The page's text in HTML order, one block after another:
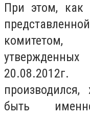
При этом, как
комитетом,
быть